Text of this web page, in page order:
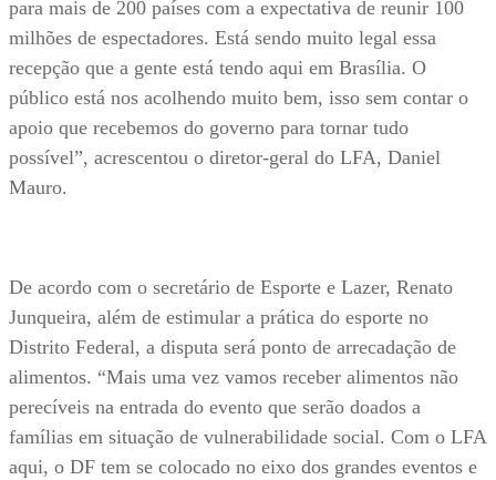
para mais de 200 países com a expectativa de reunir 100
milhões de espectadores. Está sendo muito legal essa
recepção que a gente está tendo aqui em Brasília. O
público está nos acolhendo muito bem, isso sem contar o
apoio que recebemos do governo para tornar tudo
possível”, acrescentou o diretor-geral do LFA, Daniel
Mauro.
De acordo com o secretário de Esporte e Lazer, Renato
Junqueira, além de estimular a prática do esporte no
Distrito Federal, a disputa será ponto de arrecadação de
alimentos. “Mais uma vez vamos receber alimentos não
perecíveis na entrada do evento que serão doados a
famílias em situação de vulnerabilidade social. Com o LFA
aqui, o DF tem se colocado no eixo dos grandes eventos e